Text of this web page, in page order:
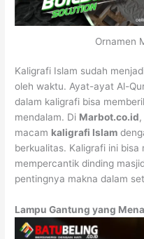
Ornamen
Kaligrafi Islam sudah
oleh waktu. Ayat-ayat Al-
dalam kaligrafi bisa
mendalam. Di Marbot.co.id
macam kaligrafi Islam
berkualitas. Kaligrafi ini
mempercantik dinding
pentingnya makna dalam
Lampu Gantung yang